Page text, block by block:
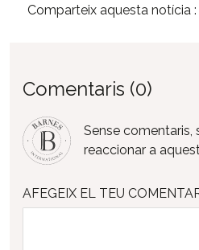
Comparteix aquesta notícia :
Comentaris (0)
Sense comentaris,
reaccionar a
AFEGEIX EL TEU